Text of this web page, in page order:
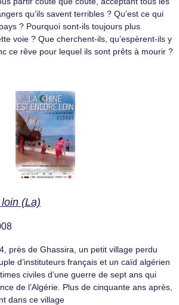
qu’ils savent terribles ? Qu’est ce qui
? Pourquoi sont-ils toujours plus
voie ? Que cherchent-ils, qu’espèrent-ils y
ce rêve pour lequel ils sont prêts à mourir ?
(La)
près de Ghassira, un petit village perdu
d’instituteurs français et un caïd algérien
civiles d’une guerre de sept ans qui
de l’Algérie. Plus de cinquante ans après,
dans ce village